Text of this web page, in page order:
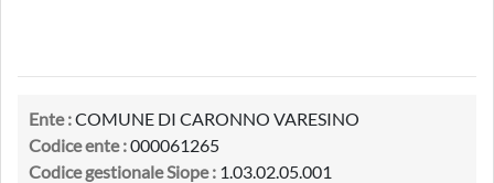
Ente :COMUNE DI CARONNO VARESINO
Codice ente :000061265
Codice gestionale Siope : 1.03.02.05.001